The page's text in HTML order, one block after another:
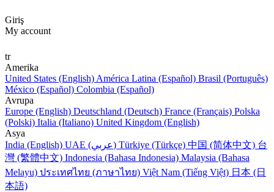
Giriş
My account
tr
Amerika
United States (English) América Latina (Español) Brasil (Português)
México (Español) Colombia (Español)
Avrupa
Europe (English) Deutschland (Deutsch) France (Français) Polska
(Polski) Italia (Italiano) United Kingdom (English)
Asya
India (English)
UAE (عربي) Türkiye (Türkçe) 中国 (简体中文) 台
灣 (繁體中文) Indonesia (Bahasa Indonesia) Malaysia (Bahasa
Melayu) ประเทศไทย (ภาษาไทย) Việt Nam (Tiếng Việt) 日本 (日
本語)